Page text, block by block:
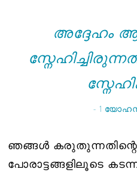
അദ്ദേഹം
- 1
ഞങ്ങൾ
പോരാട്ടങ്ങളിലൂടെ